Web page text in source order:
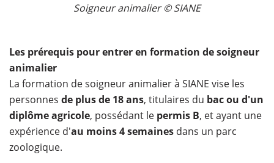
Soigneur animalier © SIANE
Les prérequis pour entrer en formation de soigneur
animalier
La formation de soigneur animalier à SIANE vise les
personnes de plus de 18 ans, titulaires du bac ou d'un
diplôme agricole, possédant le permis B, et ayant une
expérience d'au moins 4 semaines dans un parc
zoologique.